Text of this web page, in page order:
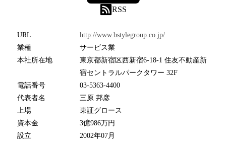
RSS
URL
http://www.bstylegroup.co.jp/
業種
サービス業
本社所在地
東京都新宿区西新宿6-18-1 住友不動産新
宿セントラルパークタワー 32F
電話番号
03-5363-4400
代表者名
三原 邦彦
上場
東証グロース
資本金
3億986万円
設立
2002年07月